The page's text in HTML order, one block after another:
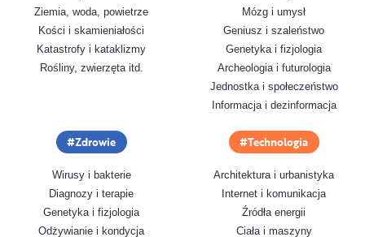
Ziemia, woda, powietrze
Kości i skamieniałości
Katastrofy i kataklizmy
Rośliny, zwierzęta itd.
Mózg i umysł
Geniusz i szaleństwo
Genetyka i fizjologia
Archeologia i futurologia
Jednostka i społeczeństwo
Informacja i dezinformacja
Zdrowie
Wirusy i bakterie
Diagnozy i terapie
Genetyka i fizjologia
Odżywianie i kondycja
Technologia
Architektura i urbanistyka
Internet i komunikacja
Źródła energii
Ciała i maszyny